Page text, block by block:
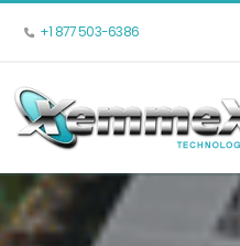
+1 877 503-6386